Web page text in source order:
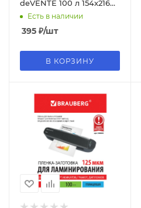
deVENTE 100 л 154х216
мм 4122000
Есть в наличии
395 ₽/шт
В КОРЗИНУ